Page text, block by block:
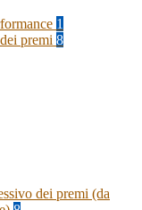
1
premi 8
dei premi (da